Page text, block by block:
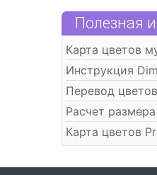
Полезная
Карта цветов
Инструкция
Перевод
Расчет
Карта цветов